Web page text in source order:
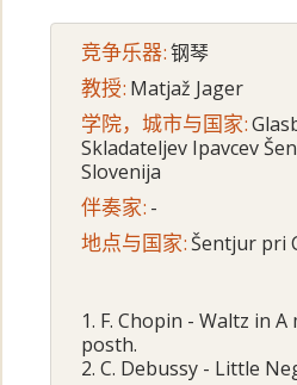
竞争乐器:钢琴
教授: Matjaž Jager
学院，城市与国家:
Skladateljev Ipavcev
Slovenija
伴奏家: -
地点与国家: Šentjur pri
1. F. Chopin - Waltz in
posth.
2. C. Debussy - Little